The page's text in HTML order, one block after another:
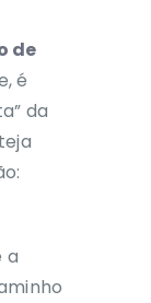
de
é
da
a